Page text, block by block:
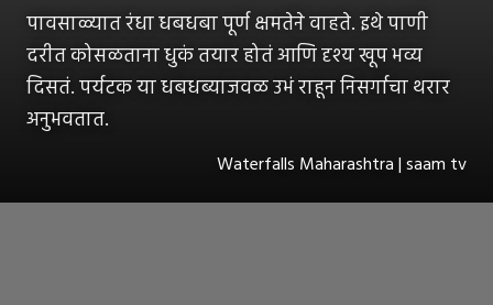
पावसाळ्यात रंधा धबधबा पूर्ण क्षमतेने वाहते. इथे पाणी
दरीत कोसळताना धुकं तयार होतं आणि दृश्य खूप भव्य
दिसतं. पर्यटक या धबधब्याजवळ उभं राहून निसर्गाचा थरार
अनुभवतात.
Waterfalls Maharashtra | saam tv